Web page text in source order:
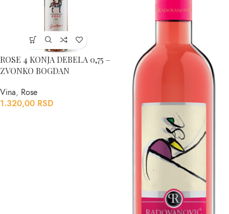
ROSE 4 KONJA DEBELA 0,75 –
ZVONKO BOGDAN
Vina, Rose
1.320,00 RSD